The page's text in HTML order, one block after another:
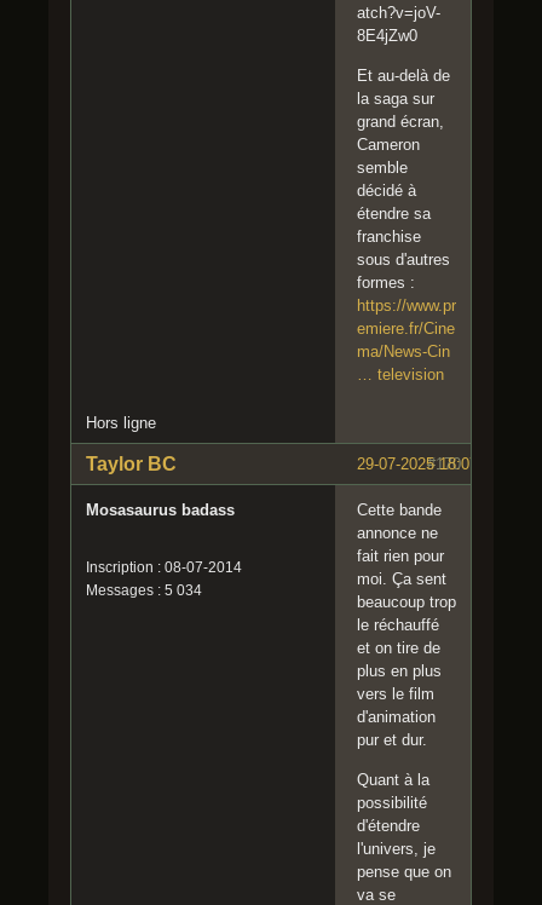
atch?v=joV-
8E4jZw0
Et au-delà de
la saga sur
grand écran,
Cameron
semble
décidé à
étendre sa
franchise
sous d'autres
formes :
https://www.pr
emiere.fr/Cine
ma/News-Cin
… television
Hors ligne
#170
29-07-2025 18:07:22
Taylor BC
Mosasaurus badass
Inscription : 08-07-2014
Messages : 5 034
Cette bande
annonce ne
fait rien pour
moi. Ça sent
beaucoup trop
le réchauffé
et on tire de
plus en plus
vers le film
d'animation
pur et dur.
Quant à la
possibilité
d'étendre
l'univers, je
pense que on
va se